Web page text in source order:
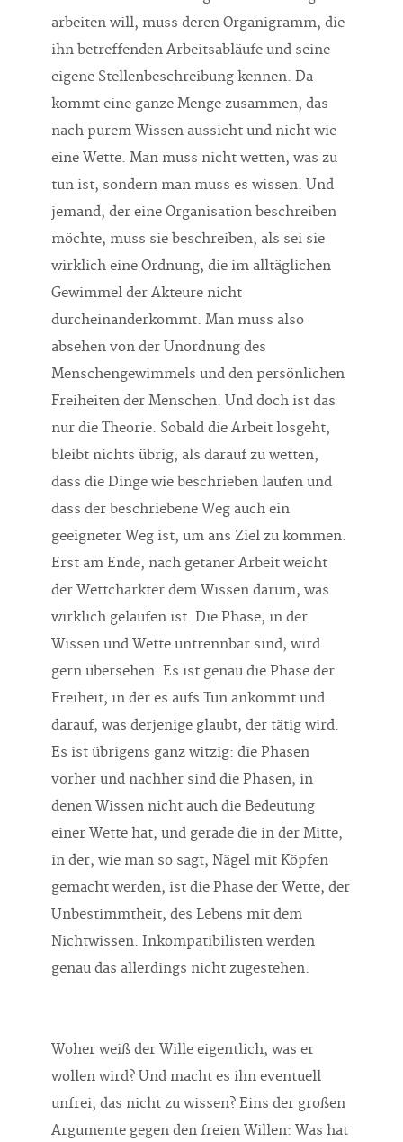
arbeiten will, muss deren Organigramm, die
ihn betreffenden Arbeitsabläufe und seine
eigene Stellenbeschreibung kennen. Da
kommt eine ganze Menge zusammen, das
nach purem Wissen aussieht und nicht wie
eine Wette. Man muss nicht wetten, was zu
tun ist, sondern man muss es wissen. Und
jemand, der eine Organisation beschreiben
möchte, muss sie beschreiben, als sei sie
wirklich eine Ordnung, die im alltäglichen
Gewimmel der Akteure nicht
durcheinanderkommt. Man muss also
absehen von der Unordnung des
Menschengewimmels und den persönlichen
Freiheiten der Menschen. Und doch ist das
nur die Theorie. Sobald die Arbeit losgeht,
bleibt nichts übrig, als darauf zu wetten,
dass die Dinge wie beschrieben laufen und
dass der beschriebene Weg auch ein
geeigneter Weg ist, um ans Ziel zu kommen.
Erst am Ende, nach getaner Arbeit weicht
der Wettcharkter dem Wissen darum, was
wirklich gelaufen ist. Die Phase, in der
Wissen und Wette untrennbar sind, wird
gern übersehen. Es ist genau die Phase der
Freiheit, in der es aufs Tun ankommt und
darauf, was derjenige glaubt, der tätig wird.
Es ist übrigens ganz witzig: die Phasen
vorher und nachher sind die Phasen, in
denen Wissen nicht auch die Bedeutung
einer Wette hat, und gerade die in der Mitte,
in der, wie man so sagt, Nägel mit Köpfen
gemacht werden, ist die Phase der Wette, der
Unbestimmtheit, des Lebens mit dem
Nichtwissen. Inkompatibilisten werden
genau das allerdings nicht zugestehen.
Woher weiß der Wille eigentlich, was er
wollen wird? Und macht es ihn eventuell
unfrei, das nicht zu wissen? Eins der großen
Argumente gegen den freien Willen: Was hat